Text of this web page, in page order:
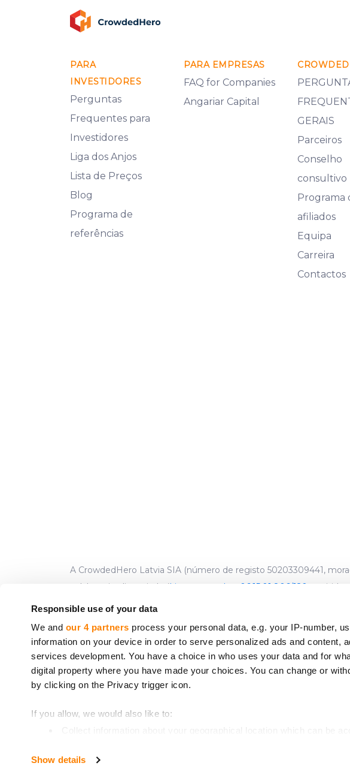
Responsible use of your data
We and our 4 partners process your personal data, e.g. your IP-number,
information on your device in order to serve personalized ads and content,
services development. You have a choice in who uses your data and for
digital property where you have made your choices. You can change or
by clicking on the Privacy trigger icon.
If you allow, we would also like to:
Find out more about how your personal data is processed and set your
Show details
PARA
INVESTIDORES
Perguntas
Frequentes para
Investidores
Liga dos Anjos
Lista de Preços
Blog
Programa de
referências
PARA EMPRESAS
FAQ for Companies
Angariar Capital
GERAIS
Parceiros
Conselho
consultivo
Programa
afiliados
Equipa
Carreira
Contactos
A CrowdedHero Latvia SIA (número de registo 50203309441,
colaborativo licenciado (License number 06.15.01.806/120 , emitido
endereço: R
Os serviços prestados pela CrowdedHero não estão abrangidos
2014/49/UE do Parlamento Europeu e do Conselho*. O seu
estabelecidos em conformidade com a Diretiva 97/9/CE do
* Diretiva 2014/49/UE do Parlamento Europeu e do Conselho, de
22).